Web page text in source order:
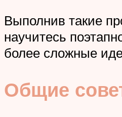
Выполнив такие
научитесь
более сложные
Общие